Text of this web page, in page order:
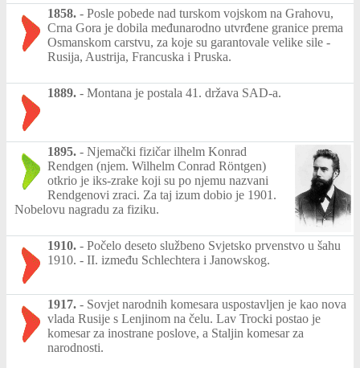
1858. - Posle pobede nad turskom vojskom na Grahovu,
Crna Gora je dobila međunarodno utvrđene granice prema
Osmanskom carstvu, za koje su garantovale velike sile -
Rusija, Austrija, Francuska i Pruska.
1889. - Montana je postala 41. država SAD-a.
1895. - Njemački fizičar ilhelm Konrad
Rendgen (njem. Wilhelm Conrad Röntgen)
otkrio je iks-zrake koji su po njemu nazvani
Rendgenovi zraci. Za taj izum dobio je 1901.
Nobelovu nagradu za fiziku.
1910. - Počelo deseto službeno Svjetsko prvenstvo u šahu
1910. - II. između Schlechtera i Janowskog.
1917. - Sovjet narodnih komesara uspostavljen je kao nova
vlada Rusije s Lenjinom na čelu. Lav Trocki postao je
komesar za inostrane poslove, a Staljin komesar za
narodnosti.